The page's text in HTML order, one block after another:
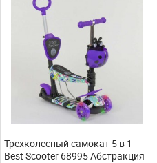
Трехколесный самокат 5 в 1
Best Scooter 68995 Абстракция